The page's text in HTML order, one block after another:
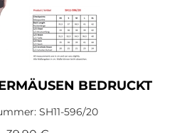
BEDRUCKT
SH11-596/20